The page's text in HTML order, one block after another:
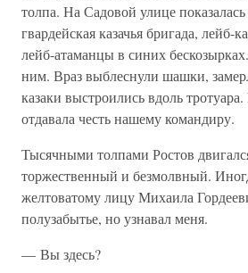
толпа. На Садовой улице
гвардейская казачья бригада, лейб-
лейб-атаманцы в синих
ним. Враз выблеснули шашки,
казаки выстроились вдоль тротуара.
отдавала честь нашему командиру.
Тысячными толпами Ростов
торжественный и безмолвный.
желтоватому лицу Михаила
полузабытье, но узнавал меня.
— Вы здесь?